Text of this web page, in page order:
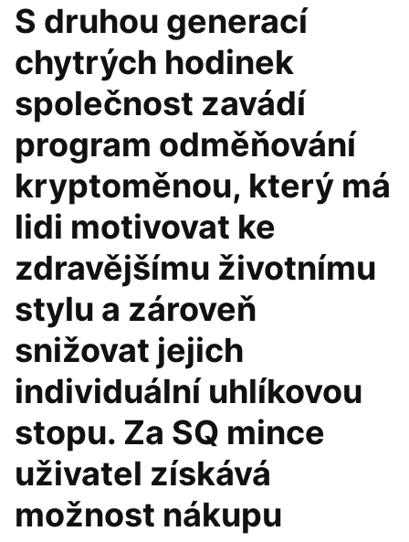
S druhou generací
chytrých hodinek
společnost zavádí
program odměňování
kryptoměnou, který má
lidi motivovat ke
zdravějšímu životnímu
stylu a zároveň
snižovat jejich
individuální uhlíkovou
stopu. Za SQ mince
uživatel získává
možnost nákupu